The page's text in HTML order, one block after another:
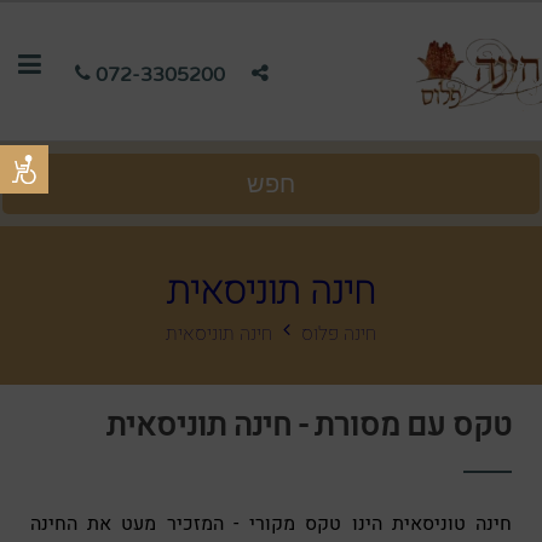
072-3305200
חפש
חינה תוניסאית
חינה פלוס חינה תוניסאית
טקס עם מסורת - חינה תוניסאית
חינה טוניסאית הינו טקס מקורי - המזכיר מעט את החינה